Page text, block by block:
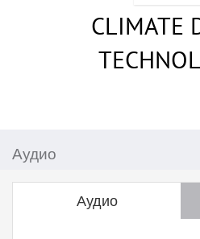
CLIMATE
Аудио
Аудио